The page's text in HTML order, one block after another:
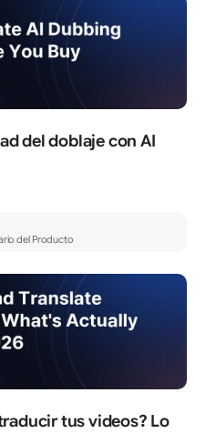
del doblaje con AI
del Producto
tus videos? Lo